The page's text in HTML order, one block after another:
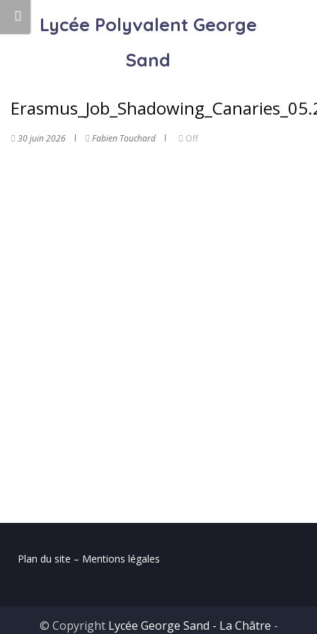
Lycée Polyvalent George
Sand
30 juin 2026 Fabien Touchard Off
Plan du site – Mentions légales
© Copyright Lycée George Sand - La Châtre -